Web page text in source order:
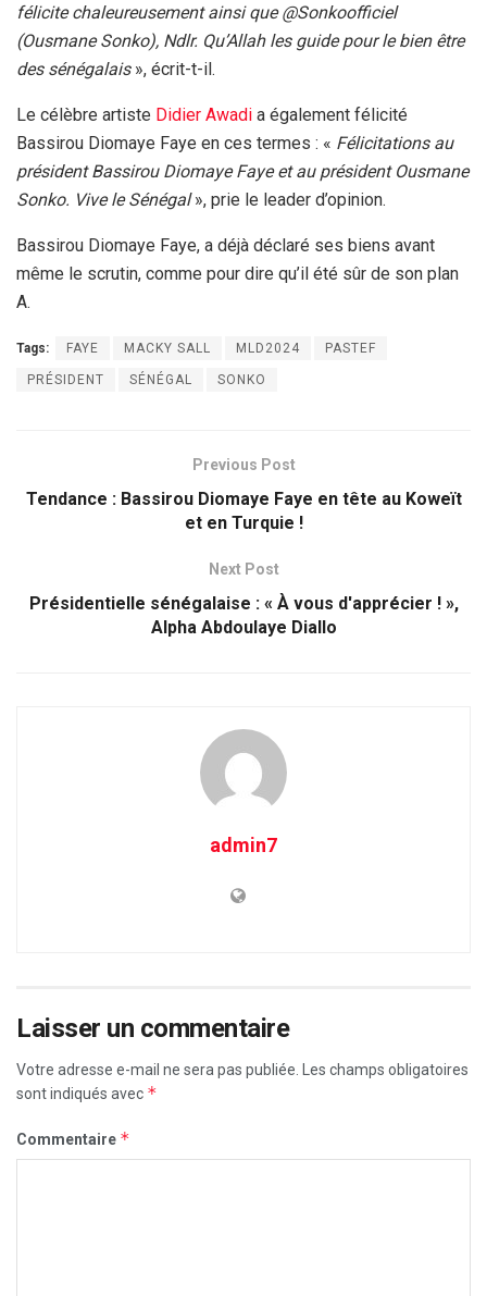
félicite chaleureusement ainsi que @Sonkoofficiel
(Ousmane Sonko), Ndlr. Qu’Allah les guide pour le bien être
des sénégalais», écrit-t-il.
Le célèbre artiste Didier Awadi a également félicité
Bassirou Diomaye Faye en ces termes : « Félicitations au
président Bassirou Diomaye Faye et au président Ousmane
Sonko. Vive le Sénégal», prie le leader d’opinion.
Bassirou Diomaye Faye, a déjà déclaré ses biens avant
même le scrutin, comme pour dire qu’il été sûr de son plan
A.
Tags: FAYE MACKY SALL MLD2024 PASTEF
PRÉSIDENT SÉNÉGAL SONKO
Previous Post
Tendance : Bassirou Diomaye Faye en tête au Koweït
et en Turquie !
Next Post
Présidentielle sénégalaise : « À vous d'apprécier ! »,
Alpha Abdoulaye Diallo
admin7
Laisser un commentaire
Votre adresse e-mail ne sera pas publiée.
Les champs obligatoires
sont indiqués avec *
Commentaire *